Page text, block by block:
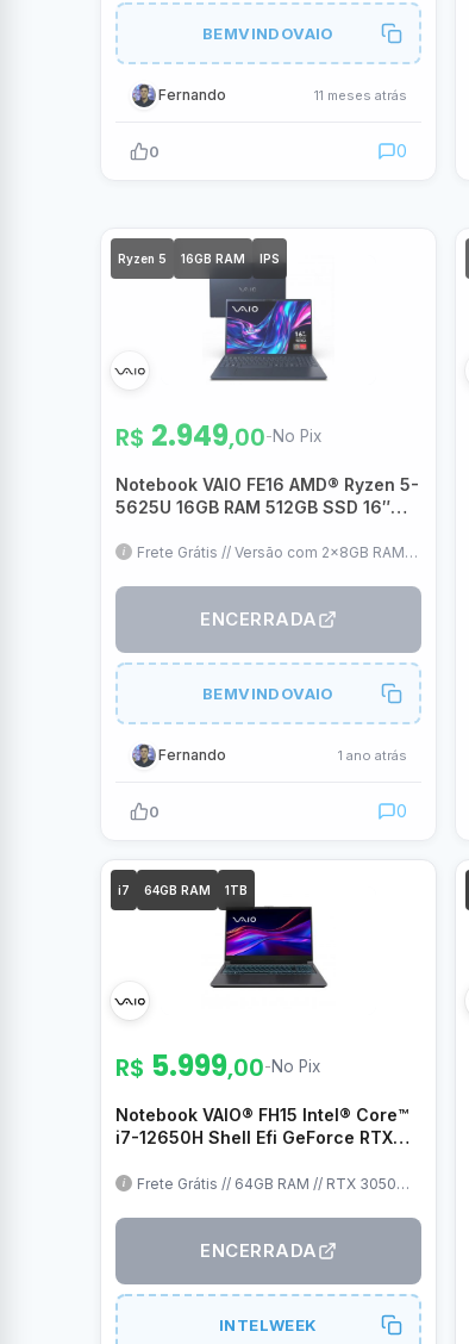
BEMVINDOVAIO
Fernando 11 meses atrás
0 0
Ryzen 5 16GB RAM IPS
R$ 2.949,00- No Pix
Notebook VAIO FE16 AMD® Ryzen 5-
5625U 16GB RAM 512GB SSD 16″
Grafite – VJFE69F11X-B0711H
Frete Grátis // Versão com 2x8GB RAM //
mantendo a garantia) // Teclado ABNT2
ENCERRADA
BEMVINDOVAIO
Fernando 1 ano atrás
0 0
i7 64GB RAM 1TB
R$ 5.999,00- No Pix
Notebook VAIO® FH15 Intel® Core™
i7-12650H Shell Efi GeForce RTX®
HD Cinza Escuro – VJFH51F11X-
Frete Grátis // 64GB RAM // RTX 3050
Retroiluminado // Sem SO
ENCERRADA
INTELWEEK